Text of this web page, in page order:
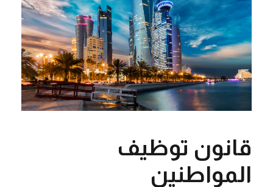
قانون توظيف
المواطنين